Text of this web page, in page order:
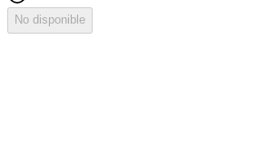
No disponible